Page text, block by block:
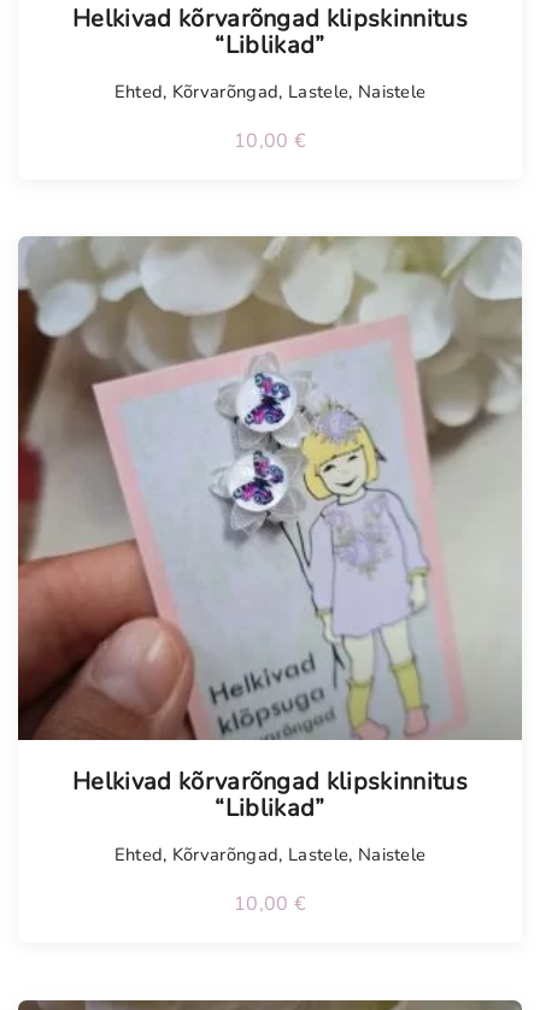
Helkivad kõrvarõngad klipskinnitus
“Liblikad”
Ehted, Kõrvarõngad, Lastele, Naistele
10,00 €
Helkivad kõrvarõngad klipskinnitus
“Liblikad”
Ehted, Kõrvarõngad, Lastele, Naistele
10,00 €